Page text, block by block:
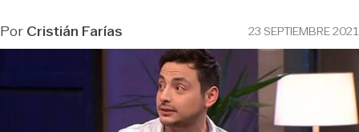
PorCristián Farías 23 SEPTIEMBRE 2021